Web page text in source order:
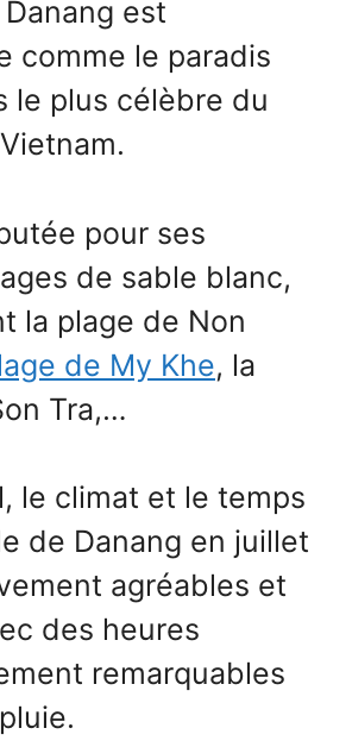
est
comme le paradis
le plus célèbre du
pour ses
de sable blanc,
la plage de Non
de My Khe, la
Tra,…
le climat et le temps
de Danang en juillet
agréables et
des heures
remarquables